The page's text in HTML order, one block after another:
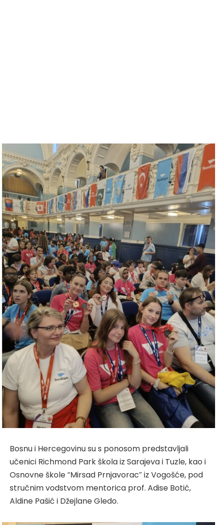
Bosnu i Hercegovinu su s ponosom predstavljali
učenici Richmond Park škola iz Sarajeva i Tuzle, kao i
Osnovne škole “Mirsad Prnjavorac” iz Vogošće, pod
stručnim vodstvom mentorica prof. Adise Botić,
Aldine Pašić i Džejlane Gledo.